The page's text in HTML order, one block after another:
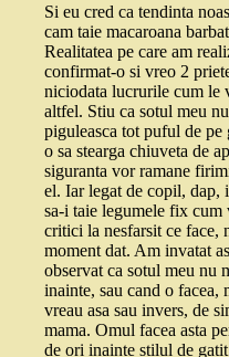
Si eu cred ca tendinta
cam taie macaroana
Realitatea pe care am
confirmat-o si vreo 2
niciodata lucrurile cum le
altfel. Stiu ca sotul meu
piguleasca tot puful de pe
o sa stearga chiuveta de
siguranta vor ramane
el. Iar legat de copil, dap,
sa-i taie legumele fix cum
critici la nesfarsit ce face,
moment dat. Am invatat
observat ca sotul meu nu
inainte, sau cand o facea,
vreau asa sau invers, de
mama. Omul facea asta
de ori inainte stilul de